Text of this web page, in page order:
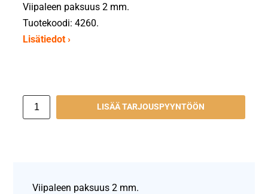
Viipaleen paksuus 2 mm.
Tuotekoodi: 4260.
Lisätiedot ›
LISÄÄ TARJOUSPYYNTÖÖN
Viipaleen paksuus 2 mm.